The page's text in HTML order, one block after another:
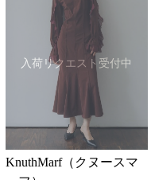
入荷リクエスト受付中
KnuthMarf（クヌースマ